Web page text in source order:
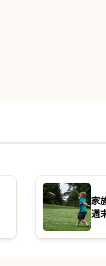
家
週